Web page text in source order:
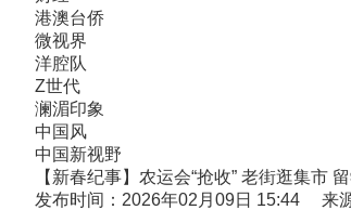
港澳台侨
微视界
洋腔队
Z世代
澜湄印象
中国风
中国新视野
【新春纪事】农运会“抢收” 老街逛集市
发布时间：2026年02月09日 15:44 来